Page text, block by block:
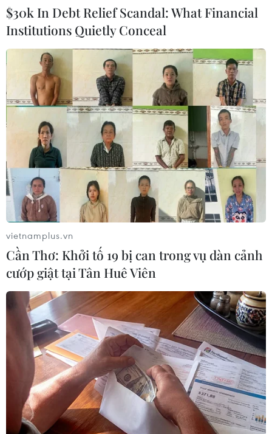
Nét văn hóa đàn Goong đặc sắc của gian hàng Kom Tum tại
hội chợ. (Ảnh: Nhật Lam/Vietnam+)
Cao Bằng không chỉ có thiên nhiên kỳ vỹ với các di tích lịch sử
mà còn có nghề thêu dệt truyền thống. (Ảnh: Nhật
Lam/Vietnam+)
$30k In Debt Relief Scandal: What Financial
Institutions Quietly Conceal
vietnamplus.vn
Cần Thơ: Khởi tố 19 bị can trong vụ dàn cảnh
cướp giật tại Tân Huê Viên